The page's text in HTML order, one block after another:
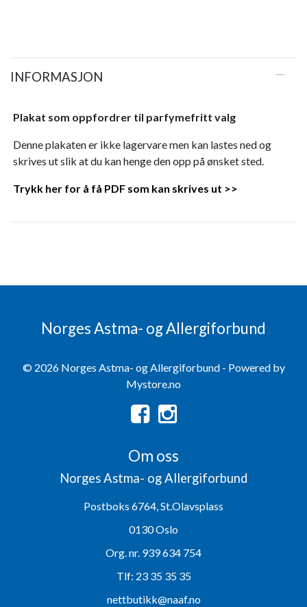
INFORMASJON
Plakat som oppfordrer til parfymefritt valg
Denne plakaten er ikke lagervare men kan lastes ned og
skrives ut slik at du kan henge den opp på ønsket sted.
Trykk her for å få PDF som kan skrives ut >>
Norges Astma- og Allergiforbund
© 2026 Norges Astma- og Allergiforbund - Powered by
Mystore.no
Om oss
Norges Astma- og Allergiforbund
Postboks 6764, St.Olavsplass
0130 Oslo
Org. nr. 939 634 754
Tlf: 23 35 35 35
nettbutikk@naaf.no